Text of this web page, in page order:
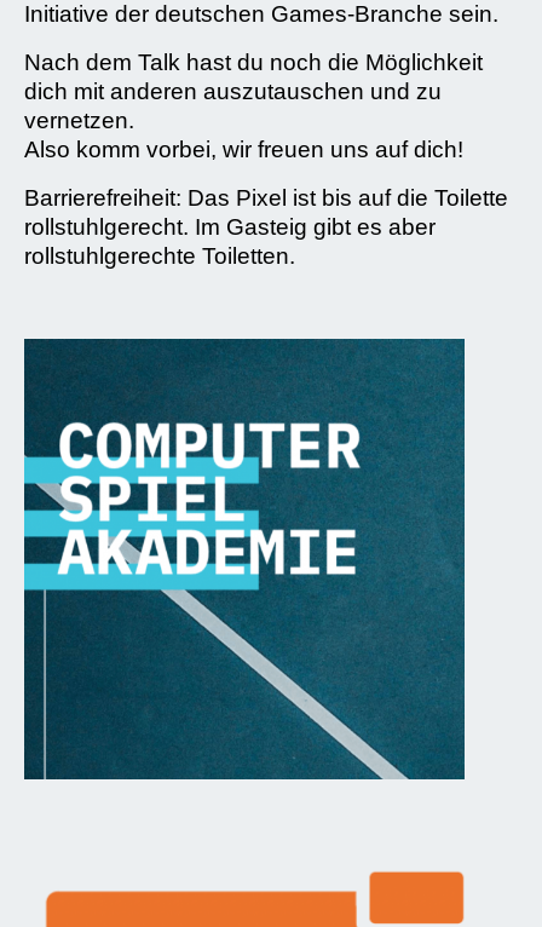
Initiative der deutschen Games-Branche sein.
Nach dem Talk hast du noch die Möglichkeit
dich mit anderen auszutauschen und zu
vernetzen.
Also komm vorbei, wir freuen uns auf dich!
Barrierefreiheit: Das Pixel ist bis auf die Toilette
rollstuhlgerecht. Im Gasteig gibt es aber
rollstuhlgerechte Toiletten.